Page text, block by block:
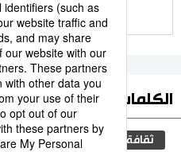
للمزيد
الكلمات الأكثر بحثا
ثقافة المطبخ الياباني